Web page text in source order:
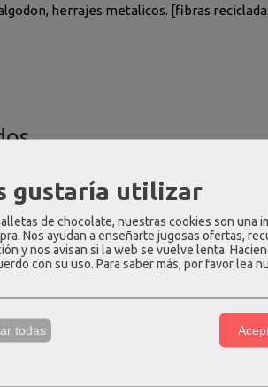
herrajes metalicos. [fibras
gustaría utilizar
de chocolate, nuestras cookies son una
Nos ayudan a enseñarte jugosas ofertas,
y nos avisan si la web se vuelve lenta.
con su uso. Para saber más, por favor lea
todas